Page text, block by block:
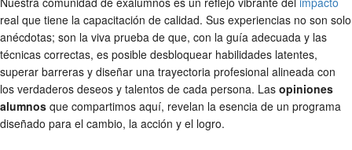
real que tiene la capacitación de calidad. Sus experiencias no son solo
anécdotas; son la viva prueba de que, con la guía adecuada y las
técnicas correctas, es posible desbloquear habilidades latentes,
superar barreras y diseñar una trayectoria profesional alineada con
los verdaderos deseos y talentos de cada persona. Las opiniones
alumnos que compartimos aquí, revelan la esencia de un programa
diseñado para el cambio, la acción y el logro.